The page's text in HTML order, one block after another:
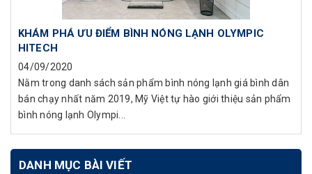
KHÁM PHÁ ƯU ĐIỂM BÌNH NÓNG LẠNH OLYMPIC
HITECH
04/09/2020
Nằm trong danh sách sản phẩm bình nóng lạnh giá bình dân
bán chạy nhất năm 2019, Mỹ Việt tự hào giới thiệu sản phẩm
bình nóng lạnh Olympi...
DANH MỤC BÀI VIẾT